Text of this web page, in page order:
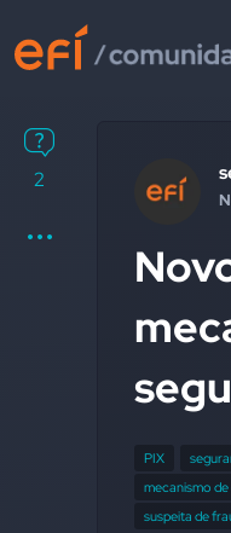
2
PIX
mecanismo
suspeita de